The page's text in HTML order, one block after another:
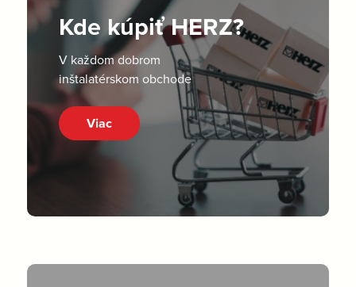
Kde kúpiť HERZ?
V každom dobrom
inštalatérskom obchode
Viac